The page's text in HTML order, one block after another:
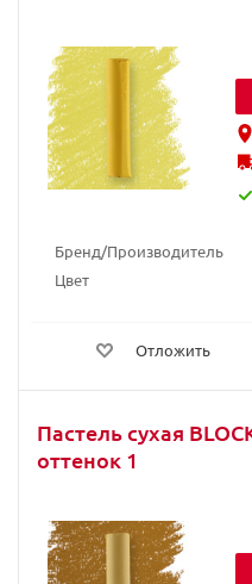
Бренд/Производитель
Цвет
Отложить
Пастель сухая
оттенок 1